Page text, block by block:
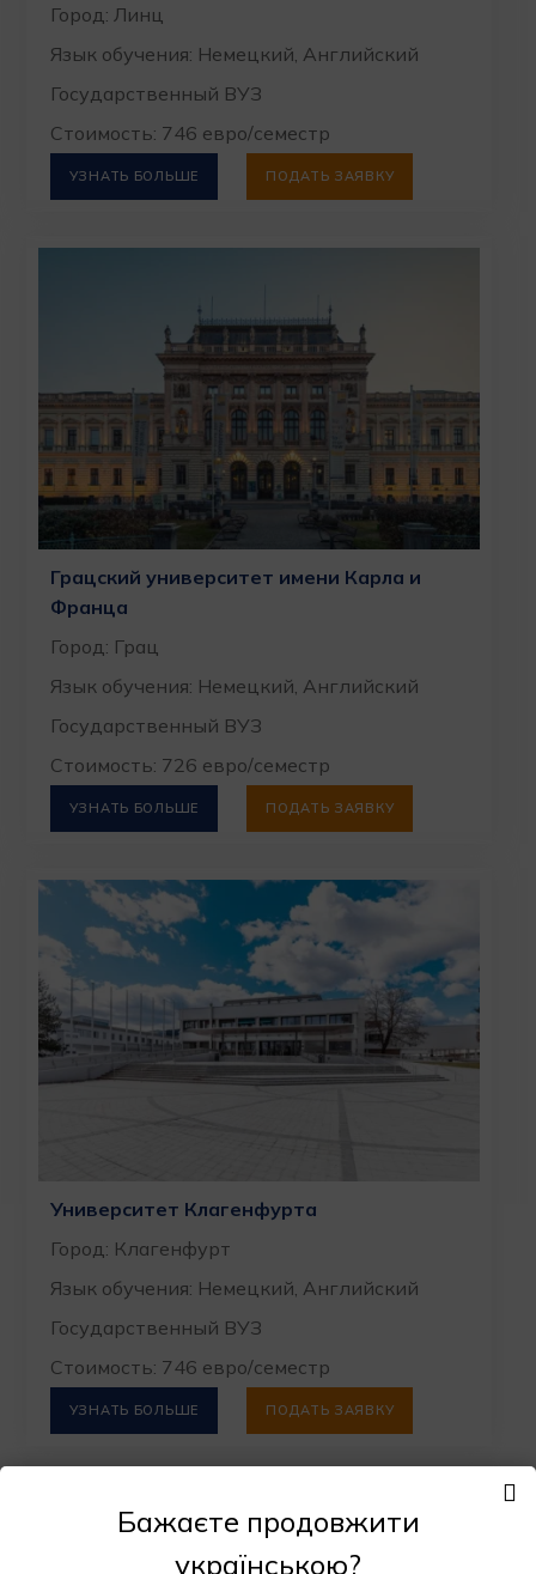
Город: Линц
Язык обучения: Немецкий, Английский
Государственный ВУЗ
Стоимость: 746 евро/семестр
УЗНАТЬ БОЛЬШЕ ПОДАТЬ ЗАЯВКУ
Грацский университет имени Карла и
Франца
Город: Грац
Язык обучения: Немецкий, Английский
Государственный ВУЗ
Стоимость: 726 евро/семестр
УЗНАТЬ БОЛЬШЕ ПОДАТЬ ЗАЯВКУ
Университет Клагенфурта
Город: Клагенфурт
Язык обучения: Немецкий, Английский
Государственный ВУЗ
Стоимость: 746 евро/семестр
УЗНАТЬ БОЛЬШЕ ПОДАТЬ ЗАЯВКУ
Бажаєте продовжити
українською?